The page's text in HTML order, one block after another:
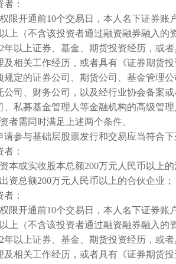
：
限开通前10个交易日，本人名下证券账
上（不含该投资者通过融资融券融入的
年以上证券、基金、期货投资经历，或
及相关工作经历，或者具有《证券期货
规定的证券公司、期货公司、基金管理
公司、财务公司，以及经行业协会备案
、私募基金管理人等金融机构的高级管
者需同时满足上述两个条件。
请参与基础层股票发行和交易应当符合
：
本或实收股本总额200万元人民币以上
资总额200万元人民币以上的合伙企业；
：
限开通前10个交易日，本人名下证券账
上（不含该投资者通过融资融券融入的
年以上证券、基金、期货投资经历，或
及相关工作经历，或者具有《证券期货